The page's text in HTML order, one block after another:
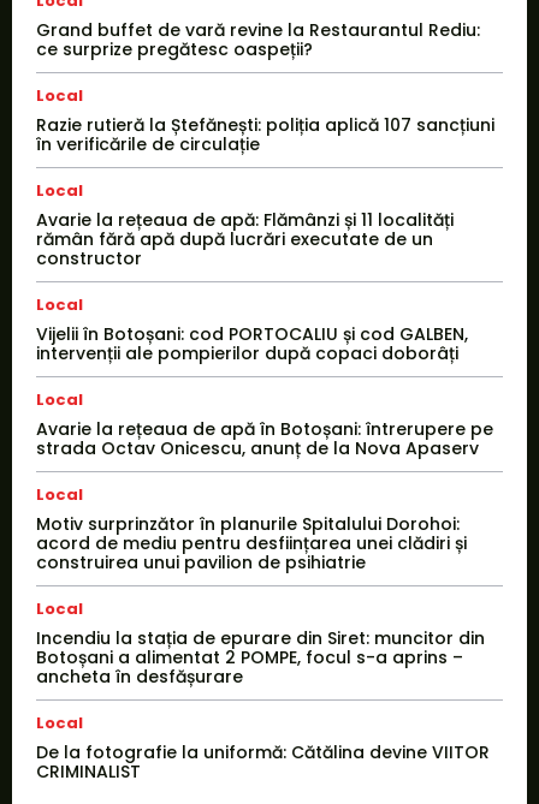
Grand buffet de vară revine la Restaurantul Rediu:
ce surprize pregătesc oaspeții?
Local
Razie rutieră la Ștefănești: poliția aplică 107 sancțiuni
în verificările de circulație
Local
Avarie la rețeaua de apă: Flămânzi și 11 localități
rămân fără apă după lucrări executate de un
constructor
Local
Vijelii în Botoșani: cod PORTOCALIU și cod GALBEN,
intervenții ale pompierilor după copaci doborâți
Local
Avarie la rețeaua de apă în Botoșani: întrerupere pe
strada Octav Onicescu, anunț de la Nova Apaserv
Local
Motiv surprinzător în planurile Spitalului Dorohoi:
acord de mediu pentru desființarea unei clădiri și
construirea unui pavilion de psihiatrie
Local
Incendiu la stația de epurare din Siret: muncitor din
Botoșani a alimentat 2 POMPE, focul s-a aprins –
ancheta în desfășurare
Local
De la fotografie la uniformă: Cătălina devine VIITOR
CRIMINALIST